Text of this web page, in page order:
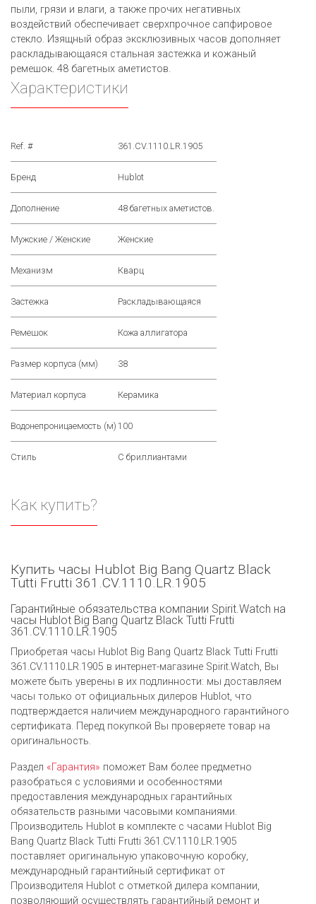
пыли, грязи и влаги, а также прочих негативных
воздействий обеспечивает сверхпрочное сапфировое
стекло. Изящный образ эксклюзивных часов дополняет
раскладывающаяся стальная застежка и кожаный
ремешок. 48 багетных аметистов.
Характеристики
Ref. # 361.CV.1110.LR.1905
Бренд Hublot
Дополнение 48 багетных аметистов.
Мужские / Женские Женские
Механизм Кварц
Застежка Раскладывающаяся
Ремешок Кожа аллигатора
Размер корпуса (мм) 38
Материал корпуса Керамика
Водонепроницаемость (м) 100
Стиль С бриллиантами
Как купить?
Купить часы Hublot Big Bang Quartz Black
Tutti Frutti 361.CV.1110.LR.1905
Гарантийные обязательства компании Spirit.Watch на
часы Hublot Big Bang Quartz Black Tutti Frutti
361.CV.1110.LR.1905
Приобретая часы Hublot Big Bang Quartz Black Tutti Frutti
361.CV.1110.LR.1905 в интернет-магазине Spirit.Watch, Вы
можете быть уверены в их подлинности: мы доставляем
часы только от официальных дилеров Hublot, что
подтверждается наличием международного гарантийного
сертификата. Перед покупкой Вы проверяете товар на
оригинальность.
Раздел «Гарантия» поможет Вам более предметно
разобраться с условиями и особенностями
предоставления международных гарантийных
обязательств разными часовыми компаниями.
Производитель Hublot в комплекте с часами Hublot Big
Bang Quartz Black Tutti Frutti 361.CV.1110.LR.1905
поставляет оригинальную упаковочную коробку,
международный гарантийный сертификат от
Производителя Hublot c отметкой дилера компании,
позволяющий осуществлять гарантийный ремонт и